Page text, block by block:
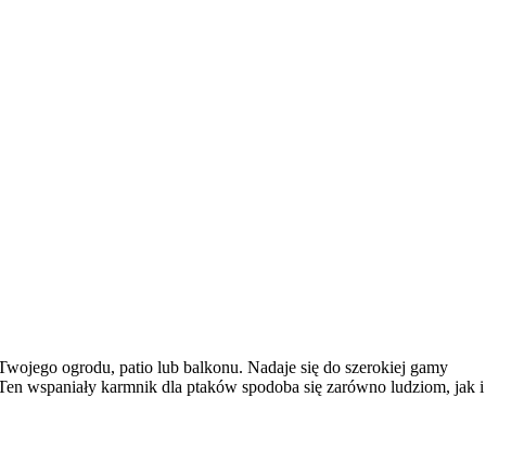
ogrodu, patio lub balkonu. Nadaje się do szerokiej gamy
wspaniały karmnik dla ptaków spodoba się zarówno ludziom, jak i